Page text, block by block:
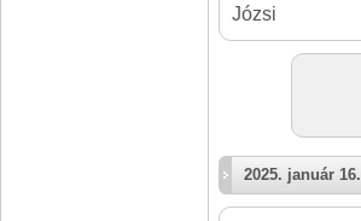
Józsi
2025. január 16.